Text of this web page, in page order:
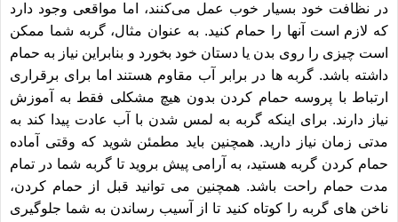
در نظافت خود بسیار خوب عمل می‌کنند، اما مواقعی وجود دارد
که لازم است آنها را حمام کنید. به عنوان مثال، گربه شما ممکن
است چیزی را روی بدن یا دستان خود بخورد و بنابراین نیاز به حمام
داشته باشد. گربه ها در برابر آب مقاوم هستند اما برای برقراری
ارتباط با پروسه حمام کردن بدون هیچ مشکلی فقط به آموزش
نیاز دارند. برای اینکه گربه به لمس شدن با آب عادت پیدا کند به
مدتی زمان نیاز دارید. همچنین باید مطمئن شوید که وقتی آماده
حمام کردن گربه هستید، به آرامی پیش بروید تا گربه شما در تمام
مدت حمام راحت باشد. همچنین می توانید قبل از حمام کردن،
ناخن های گربه را کوتاه کنید تا از آسیب رساندن به شما جلوگیری